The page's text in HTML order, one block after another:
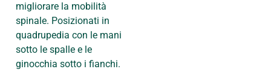
migliorare la mobilità
spinale. Posizionati in
quadrupedia con le mani
sotto le spalle e le
ginocchia sotto i fianchi.